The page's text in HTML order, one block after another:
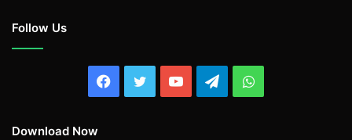
Follow Us
Facebook
TwitterYouTubeTelegramWhatsApp
Download Now